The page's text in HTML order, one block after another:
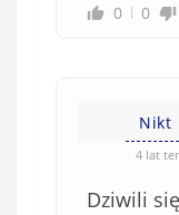
0 0
Nikt
4 lat
Dziwili